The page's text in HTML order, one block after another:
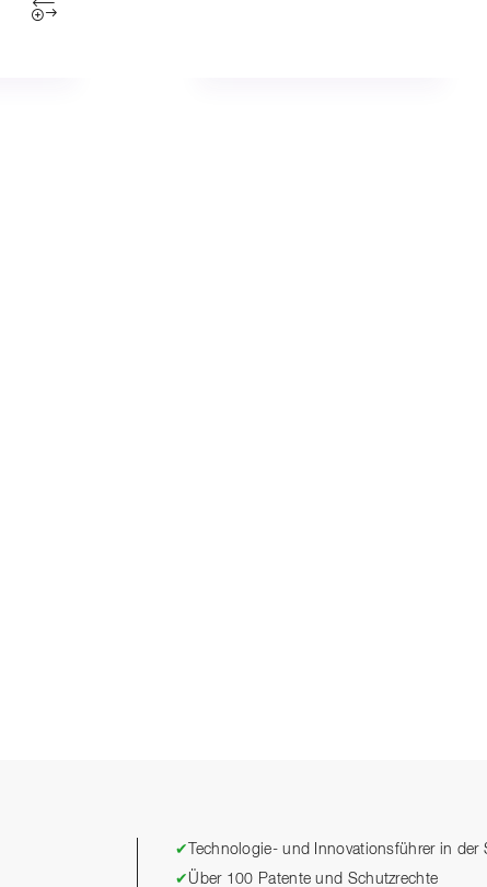
✔
Technologie- und Innovationsführer in der
✔ Über 100 Patente und Schutzrechte